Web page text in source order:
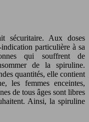
sécuritaire. Aux doses
particulière à sa
qui souffrent de
de la spiruline.
quantités, elle contient
les femmes enceintes,
de tous âges sont libres
Ainsi, la spiruline